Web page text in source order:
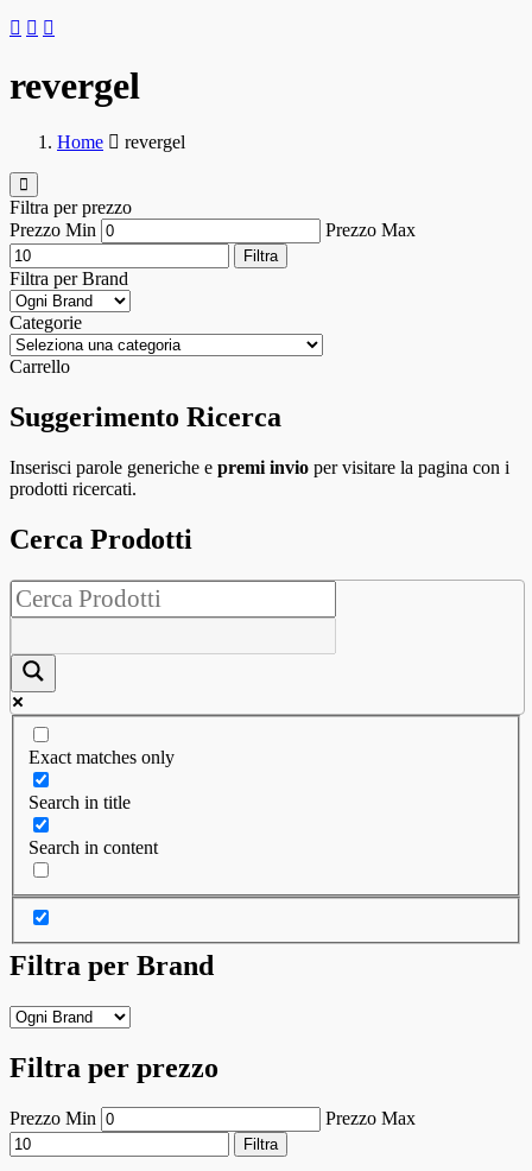
revergel
Home revergel
Filtra per prezzo
Prezzo Min
Prezzo Max
Filtra
Filtra per Brand
Categorie
Carrello
Suggerimento Ricerca
Inserisci parole generiche e premi invio per visitare la pagina con i
prodotti ricercati.
Cerca Prodotti
Exact matches only
Search in title
Search in content
Filtra per Brand
Filtra per prezzo
Prezzo Min Prezzo Max
Filtra